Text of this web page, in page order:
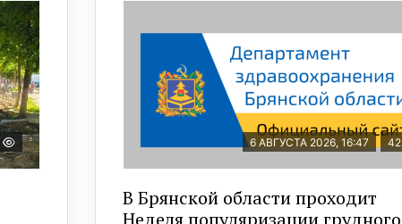
6 АВГУСТА 2026, 16:47 42
В Брянской области проходит